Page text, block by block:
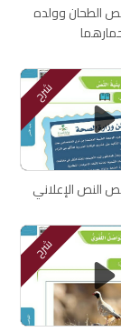
الطحان وولده
شرح
النص الإعلاني
شرح